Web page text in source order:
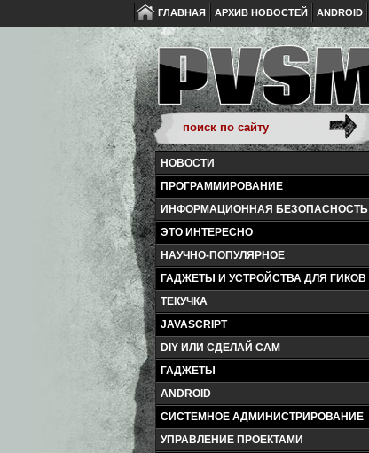
ГЛАВНАЯ АРХИВ НОВОСТЕЙ ANDROID
НОВОСТИ
ПРОГРАММИРОВАНИЕ
ИНФОРМАЦИОННАЯ БЕЗОПАСНОСТЬ
ЭТО ИНТЕРЕСНО
НАУЧНО-ПОПУЛЯРНОЕ
ГАДЖЕТЫ И УСТРОЙСТВА ДЛЯ ГИКОВ
ТЕКУЧКА
JAVASCRIPT
DIY ИЛИ СДЕЛАЙ САМ
ГАДЖЕТЫ
ANDROID
СИСТЕМНОЕ АДМИНИСТРИРОВАНИЕ
УПРАВЛЕНИЕ ПРОЕКТАМИ